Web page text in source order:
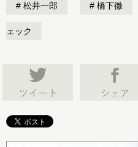
松井一郎 橋下徹
ェック